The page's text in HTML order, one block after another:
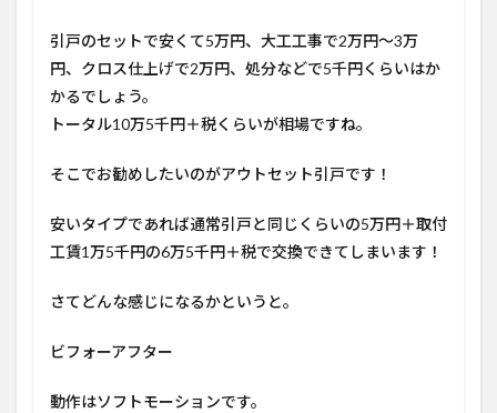
引戸のセットで安くて5万円、大工工事で2万円～3万
円、クロス仕上げで2万円、処分などで5千円くらいはか
かるでしょう。
トータル10万5千円＋税くらいが相場ですね。
そこでお勧めしたいのがアウトセット引戸です！
安いタイプであれば通常引戸と同じくらいの5万円＋取付
工賃1万5千円の6万5千円＋税で交換できてしまいます！
さてどんな感じになるかというと。
ビフォーアフター
動作はソフトモーションです。